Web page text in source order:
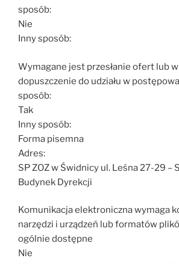
sposób:
Nie
Inny sposób:
Wymagane jest przesłanie ofert lub
dopuszczenie do udziału w
sposób:
Tak
Inny sposób:
Forma pisemna
Adres:
SP ZOZ w Świdnicy ul. Leśna 27-29 –
Budynek Dyrekcji
Komunikacja elektroniczna wymaga
narzędzi i urządzeń lub formatów
ogólnie dostępne
Nie